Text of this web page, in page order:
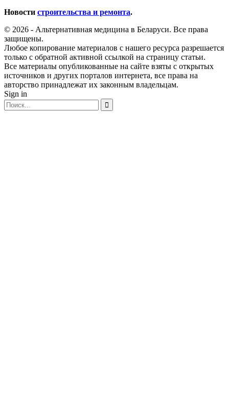
Новости строительства и ремонта.
© 2026 - Альтернативная медицина в Беларуси. Все права
защищены.
Любое копирование материалов с нашего ресурса разрешается
только с обратной активной ссылкой на страницу статьи.
Все материалы опубликованные на сайте взяты с открытых
источников и других порталов интернета, все права на
авторство принадлежат их законным владельцам.
Sign in